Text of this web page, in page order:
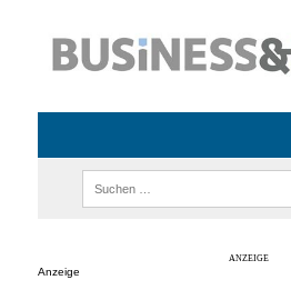
Anzeige